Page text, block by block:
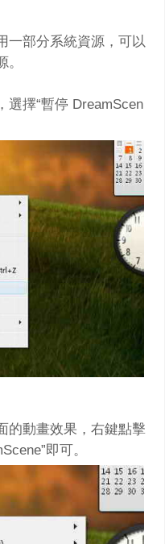
部分系統資源，可以
擇“暫停 DreamScen
動畫效果，右鍵點擊
即可。